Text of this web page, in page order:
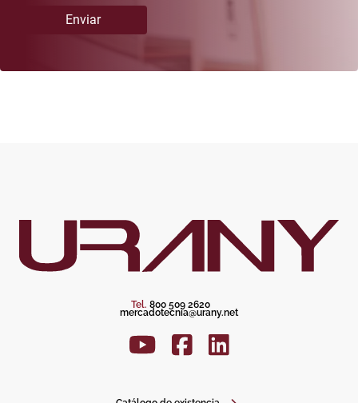
Enviar
Tel. 800 509 2620
mercadotecnia@urany.net